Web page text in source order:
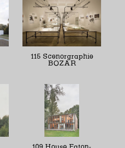
115 Scenorgraphie
BOZAR